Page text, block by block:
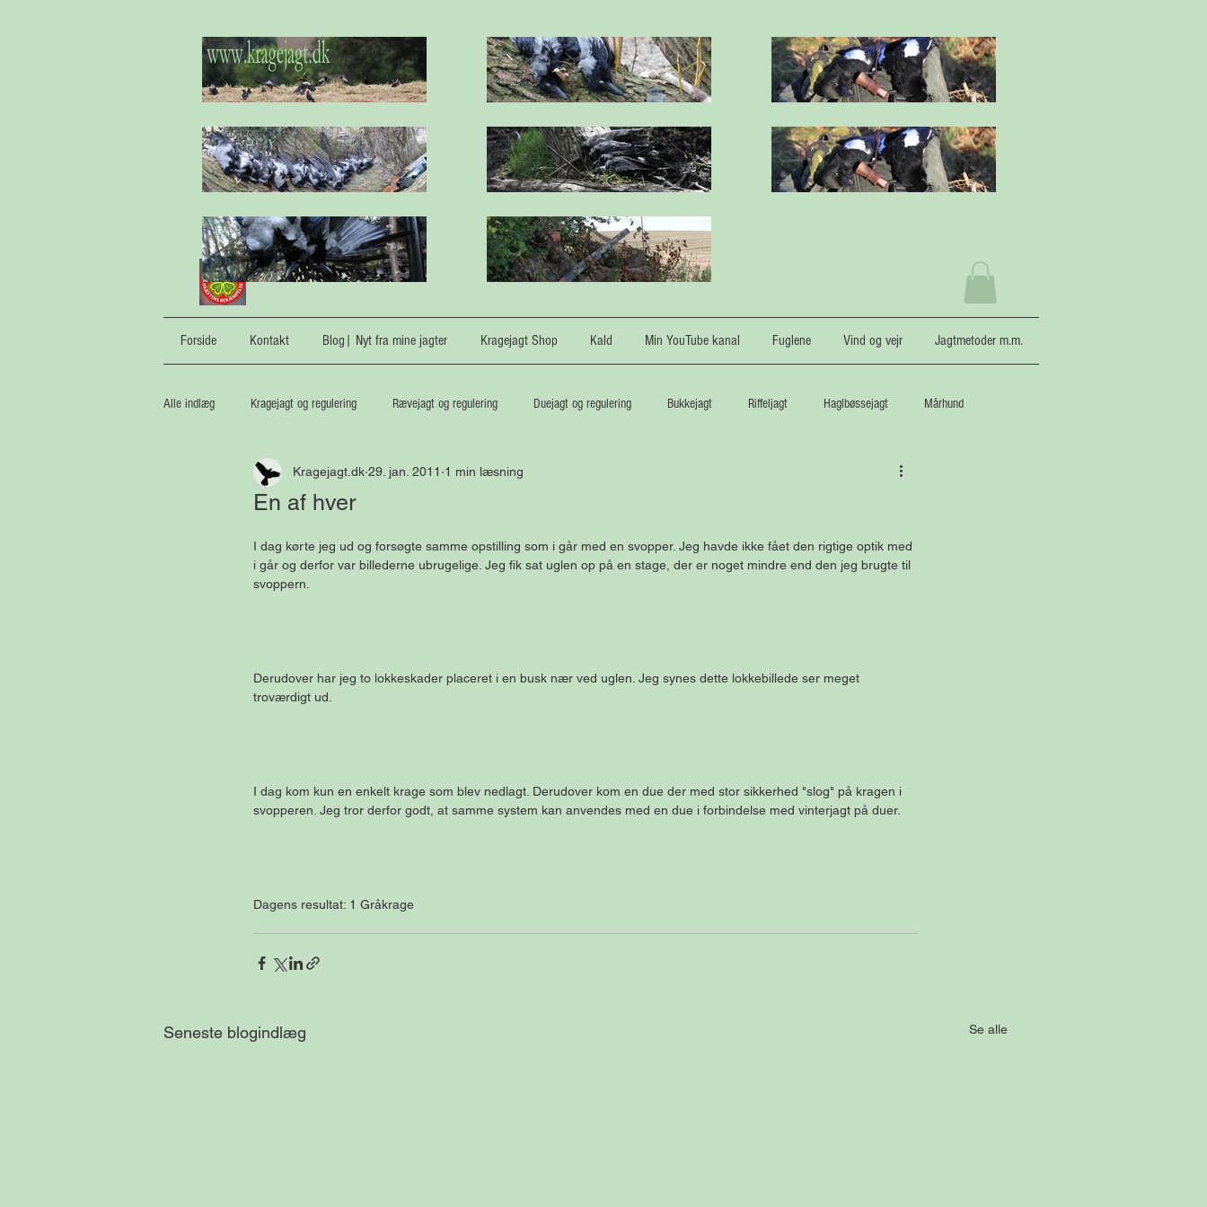
Forside Kontakt Blog| Nyt fra mine jagter Kragejagt Shop Kald Min YouTube kanal Fuglene Vind og vejr Jagtmetoder m.m.
Alle indlæg Kragejagt og regulering Rævejagt og regulering Duejagt og regulering Bukkejagt Riffeljagt Haglbøssejagt Mårhund
Medaljetrofæer Vildsvin
En af hver
Kragejagt.dk 29. jan. 2011 1 min læsning
I dag kørte jeg ud og forsøgte samme opstilling som i går med en svopper. Jeg havde ikke fået den rigtige optik med
i går og derfor var billederne ubrugelige. Jeg fik sat uglen op på en stage, der er noget mindre end den jeg brugte til
svoppern.
Derudover har jeg to lokkeskader placeret i en busk nær ved uglen. Jeg synes dette lokkebillede ser meget
troværdigt ud.
I dag kom kun en enkelt krage som blev nedlagt. Derudover kom en due der med stor sikkerhed "slog" på kragen i
svopperen. Jeg tror derfor godt, at samme system kan anvendes med en due i forbindelse med vinterjagt på duer.
Dagens resultat: 1 Gråkrage
Seneste blogindlæg Se alle